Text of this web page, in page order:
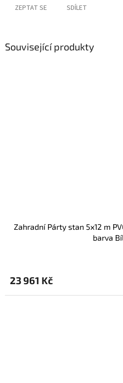
ZEPTAT SE SDÍLET
Související produkty
Zahradní Párty stan 5x12 m
barva
23 961 Kč